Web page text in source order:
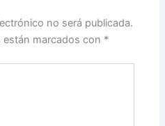
no será publicada.
marcados con *